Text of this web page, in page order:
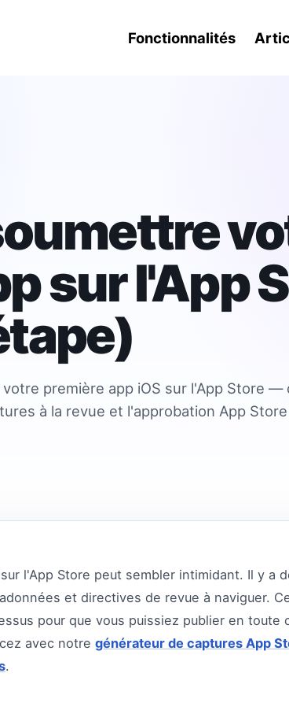
Fonctionnalités
sur l'App
première app iOS sur l'App Store —
à la revue et l'approbation App Store
l'App Store peut sembler intimidant. Il y a
et directives de revue à naviguer.
pour que vous puissiez publier en toute
avec notre générateur de captures App
.